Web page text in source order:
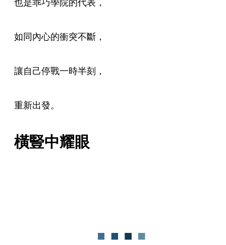
如同內心的衝突不斷，
讓自己停戰一時半刻，
重新出發。
橫豎中耀眼